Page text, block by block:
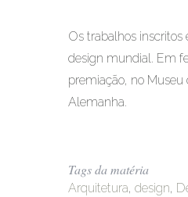
Os trabalhos
design mundial. Em
premiação, no
Alemanha.
Tags da matéria
Arquitetura, design,